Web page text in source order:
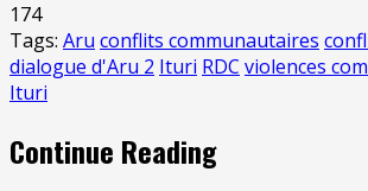
174
Tags: Aru conflits communautaires
dialogue d'Aru 2 Ituri RDC violences
Ituri
Continue Reading